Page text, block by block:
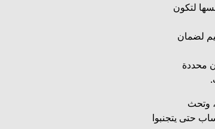
لتكون
لضمان
محددة
وتحث
حتى يتجنبوا